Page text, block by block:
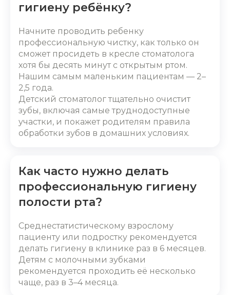
гигиену ребёнку?
Начните проводить ребенку
профессиональную чистку, как только он
сможет просидеть в кресле стоматолога
хотя бы десять минут с открытым ртом.
Нашим самым маленьким пациентам — 2–
2,5 года.
Детский стоматолог тщательно очистит
зубы, включая самые труднодоступные
участки, и покажет родителям правила
обработки зубов в домашних условиях.
Как часто нужно делать
профессиональную гигиену
полости рта?
Среднестатистическому взрослому
пациенту или подростку рекомендуется
делать гигиену в клинике раз в 6 месяцев.
Детям с молочными зубками
рекомендуется проходить её несколько
чаще, раз в 3–4 месяца.